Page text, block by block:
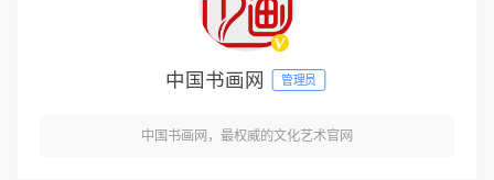
中国书画网 管理员
中国书画网，最权威的文化艺术官网